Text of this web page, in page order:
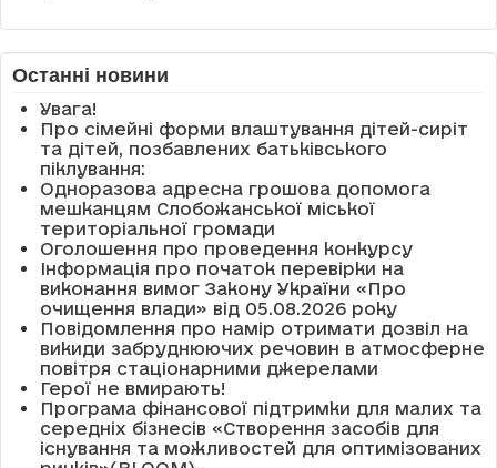
Останні новини
Увага!
Про сімейні форми влаштування дітей-сиріт
та дітей, позбавлених батьківського
піклування:
Одноразова адресна грошова допомога
мешканцям Слобожанської міської
територіальної громади
Оголошення про проведення конкурсу
Інформація про початок перевірки на
виконання вимог Закону України «Про
очищення влади» від 05.08.2026 року
Повідомлення про намір отримати дозвіл на
викиди забруднюючих речовин в атмосферне
повітря стаціонарними джерелами
Герої не вмирають!
Програма фінансової підтримки для малих та
середніх бізнесів «Створення засобів для
існування та можливостей для оптимізованих